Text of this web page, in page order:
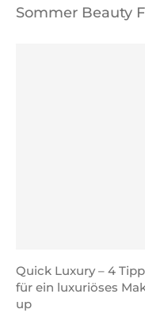
Sommer Beauty
Quick Luxury – 4
für ein luxuriöses
up